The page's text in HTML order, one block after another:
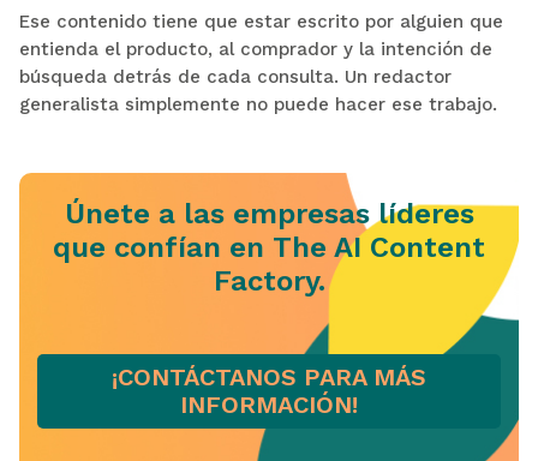
Ese contenido tiene que estar escrito por alguien que
entienda el producto, al comprador y la intención de
búsqueda detrás de cada consulta. Un redactor
generalista simplemente no puede hacer ese trabajo.
Únete a las empresas líderes
que confían en The AI Content
Factory.
¡CONTÁCTANOS PARA MÁS
INFORMACIÓN!